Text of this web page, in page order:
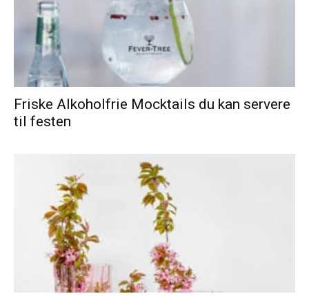
Friske Alkoholfrie Mocktails du kan servere
til festen